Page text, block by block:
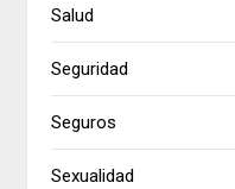
Salud
Seguridad
Seguros
Sexualidad